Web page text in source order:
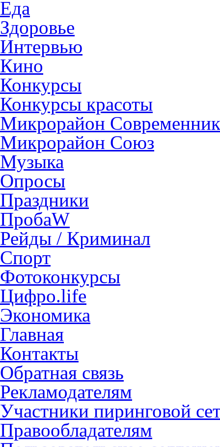
Еда
Здоровье
Интервью
Кино
Конкурсы
Конкурсы красоты
Микрорайон Современник
Микрорайон Союз
Музыка
Опросы
Праздники
ПробаW
Рейды / Криминал
Спорт
Фотоконкурсы
Цифро.life
Экономика
Главная
Контакты
Обратная связь
Рекламодателям
Участники пиринговой
Правообладателям